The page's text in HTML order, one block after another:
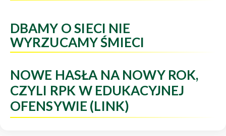
DBAMY O SIECI NIE
WYRZUCAMY ŚMIECI
NOWE HASŁA NA NOWY ROK,
CZYLI RPK W EDUKACYJNEJ
OFENSYWIE (LINK)